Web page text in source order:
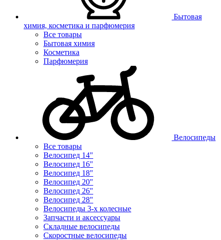
Бытовая
химия, косметика и парфюмерия
Все товары
Бытовая химия
Косметика
Парфюмерия
Велосипеды
Все товары
Велосипед 14"
Велосипед 16"
Велосипед 18"
Велосипед 20"
Велосипед 26"
Велосипед 28"
Велосипеды 3-х колесные
Запчасти и аксессуары
Складные велосипеды
Скоростные велосипеды